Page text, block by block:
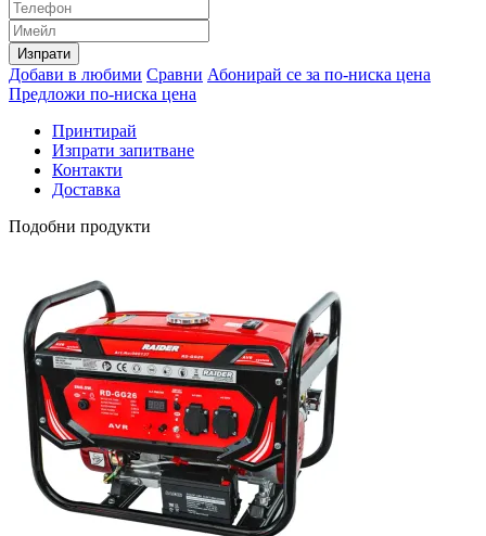
Изпрати
Добави в любими Сравни Абонирай се за по-ниска цена
Предложи по-ниска цена
Принтирай
Изпрати запитване
Контакти
Доставка
Подобни продукти